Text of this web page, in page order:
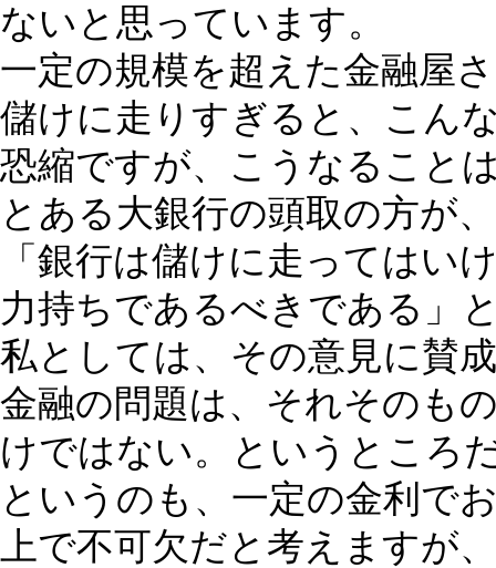
ないと思っています。
一定の規模を超えた金融屋
儲けに走りすぎると、こん
恐縮ですが、こうなること
とある大銀行の頭取の方が
「銀行は儲けに走ってはい
力持ちであるべきである」
私としては、その意見に賛
金融の問題は、それそのも
けではない。というところ
というのも、一定の金利で
上で不可欠だと考えますが